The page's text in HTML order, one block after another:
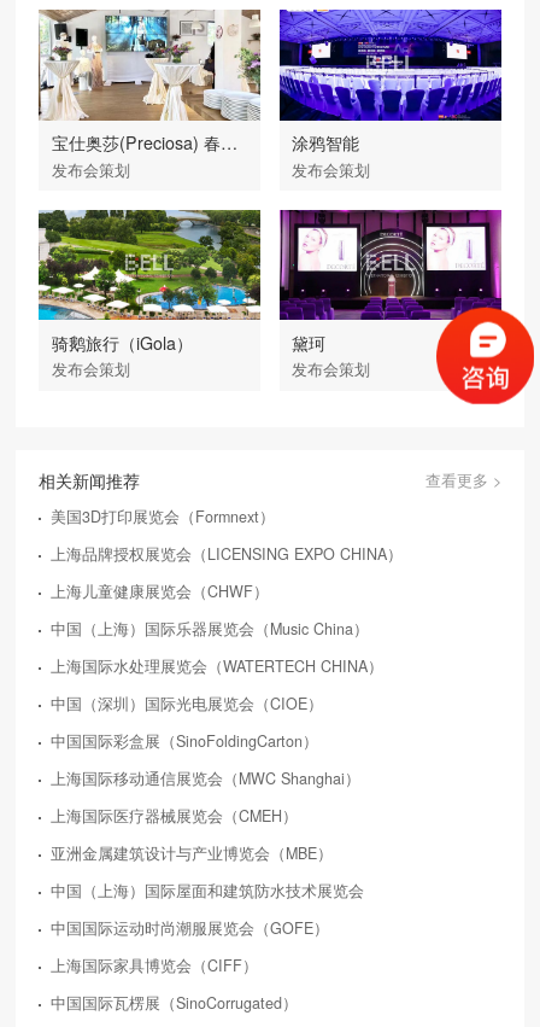
宝仕奥莎(Preciosa) 春夏发布会
发布会策划
涂鸦智能
发布会策划
骑鹅旅行（iGola）
发布会策划
黛珂
发布会策划
相关新闻推荐
查看更多 >
美国3D打印展览会（Formnext）
上海品牌授权展览会（LICENSING EXPO CHINA）
上海儿童健康展览会（CHWF）
中国（上海）国际乐器展览会（Music China）
上海国际水处理展览会（WATERTECH CHINA）
中国（深圳）国际光电展览会（CIOE）
中国国际彩盒展（SinoFoldingCarton）
上海国际移动通信展览会（MWC Shanghai）
上海国际医疗器械展览会（CMEH）
亚洲金属建筑设计与产业博览会（MBE）
中国（上海）国际屋面和建筑防水技术展览会
中国国际运动时尚潮服展览会（GOFE）
上海国际家具博览会（CIFF）
中国国际瓦楞展（SinoCorrugated）